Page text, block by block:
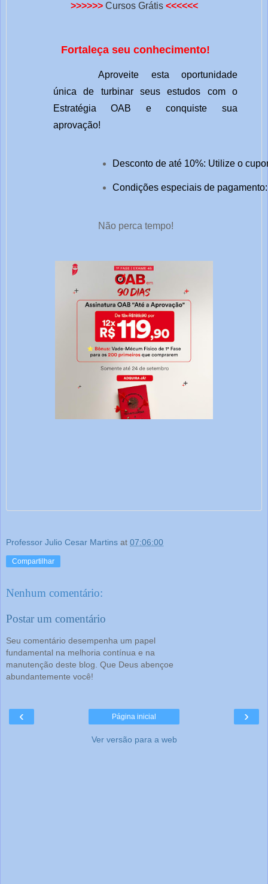
>>>>>> Cursos Grátis <<<<<<
Fortaleça seu conhecimento!
Aproveite esta oportunidade
única de turbinar seus estudos com o
Estratégia OAB e conquiste sua
aprovação!
Desconto de até 10%: Utilize o
Condições especiais de
Não perca tempo!
Professor Julio Cesar Martins at 07:06:00
Compartilhar
Nenhum comentário:
Postar um comentário
Seu comentário desempenha um papel
fundamental na melhoria contínua e na
manutenção deste blog. Que Deus abençoe
abundantemente você!
‹ ›
Página inicial
Ver versão para a web